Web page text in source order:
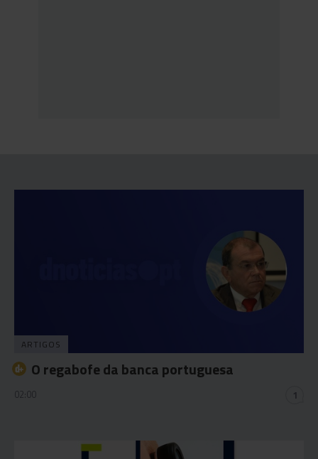
ARTIGOS
O regabofe da banca portuguesa
02:00 1